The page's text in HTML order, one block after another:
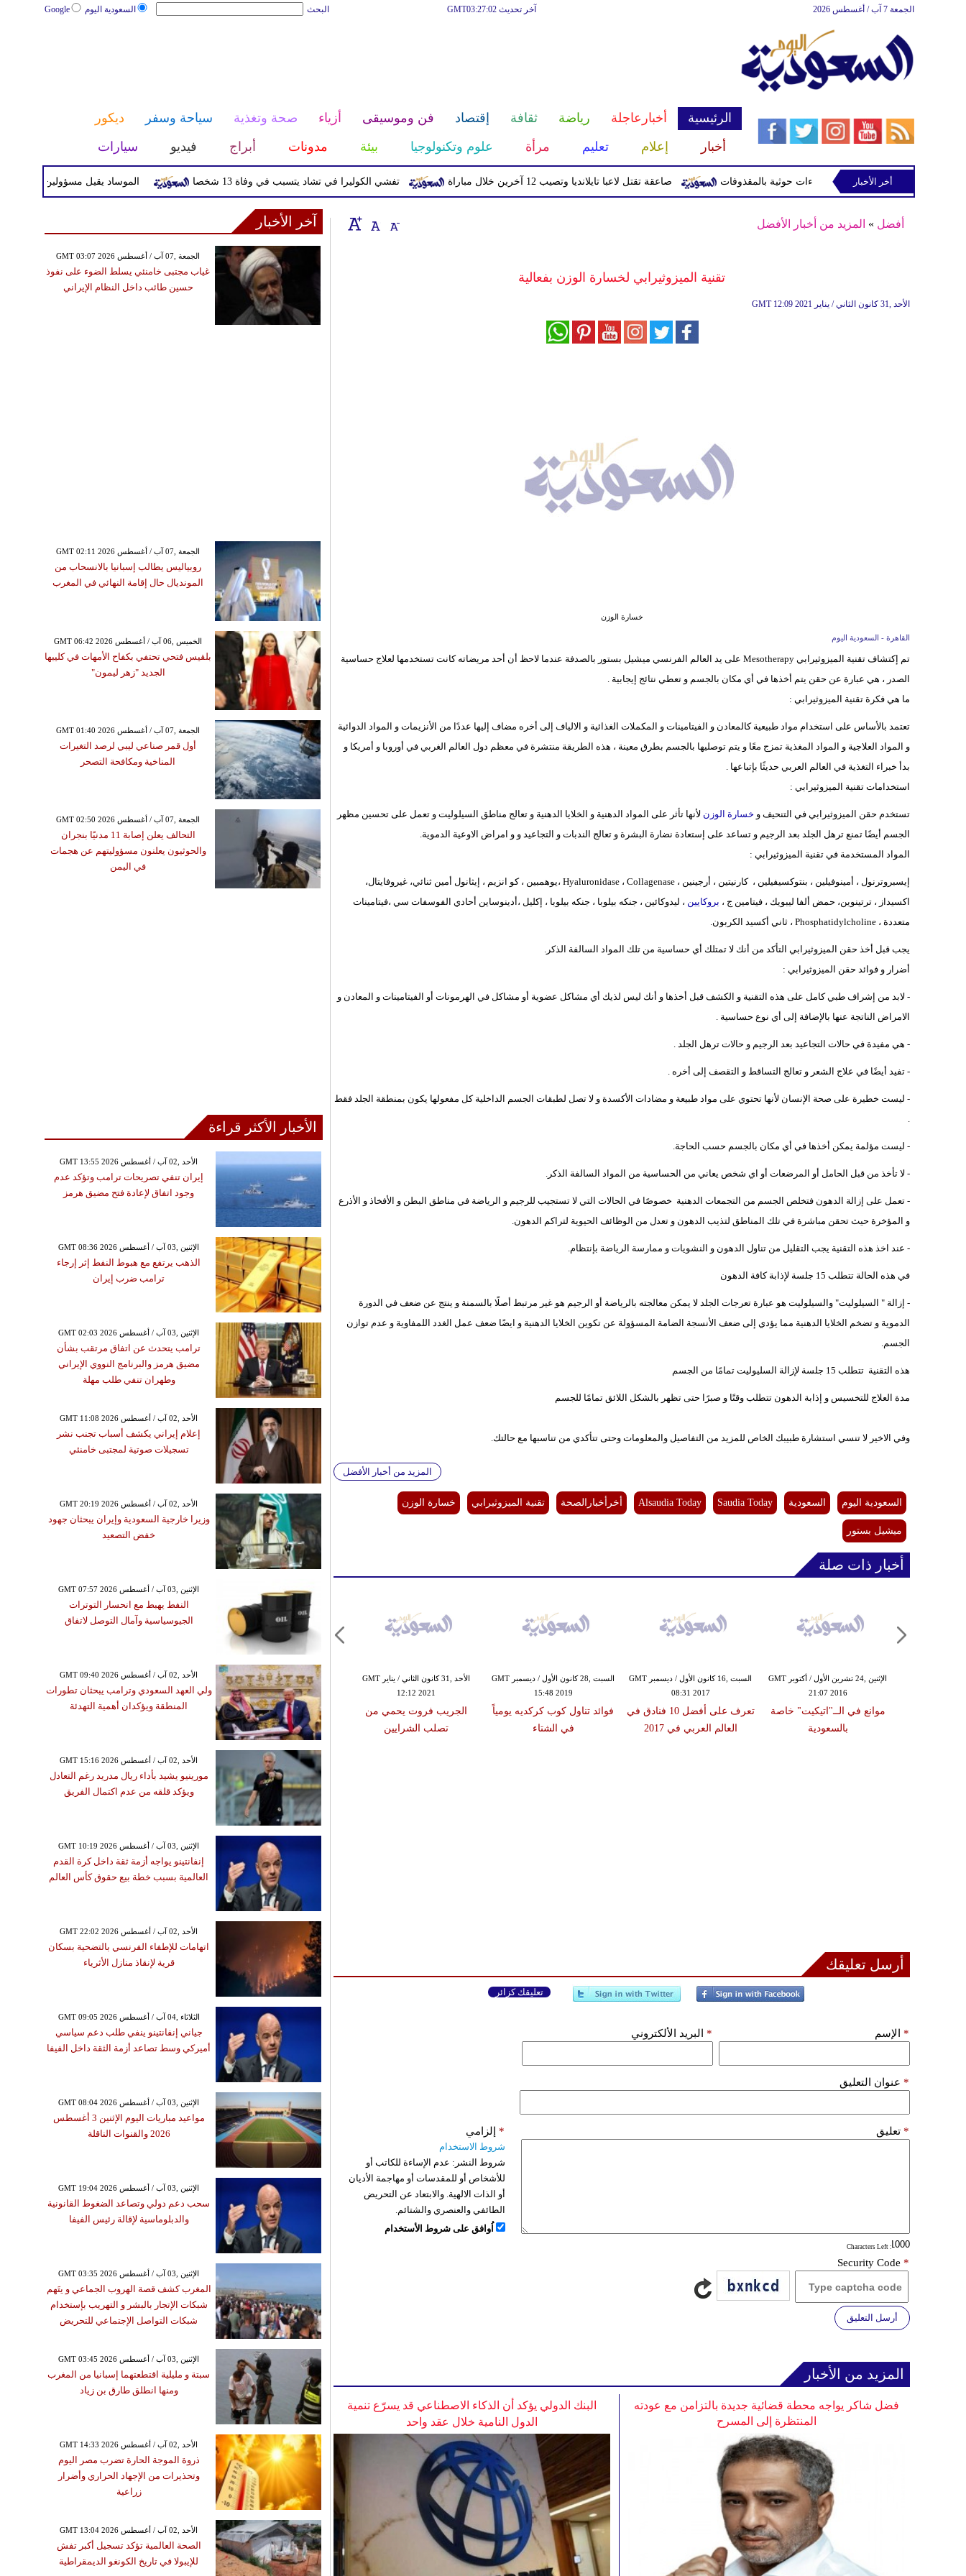
السعودية اليوم Google البحث آخر تحديث GMT03:27:02 الجمعة 7 آب / أغسطس 2026
الرئيسية أخبارعاجلة رياضة ثقافة إقتصاد فن وموسيقى أزياء صحة وتغذية سياحة وسفر
ديكور
أخبار
إعلام تعليم مرأة علوم وتكنولوجيا بيئة مدونات أبراج فيديو سيارات
الموساد يقيل مسؤولين بارزين بعد تفشي الكوليرا في تشاد يتسبب في وفاة 13 شخصا صاعقة تقتل لاعبا تايلانديا وتصيب 12 آخرين خلال مباراة أخر الأخبار
أفضل » المزيد من أخبار الأفضل
تقنية الميزوثيرابي لخسارة الوزن بفعالية
GMT 12:09 2021 الأحد ,31 كانون الثاني / يناير
خسارة الوزن
القاهرة - السعودية اليوم
تم إكتشاف تقنية الميزوثيرابي Mesotherapy على يد العالم الفرنسي ميشيل بستور بالصدفة عندما لاحظ أن أحد مريضاته كانت تستخدمها لعلاج حساسية
الصدر ، هي عبارة عن حقن يتم أخذها في أي مكان بالجسم و تعطي نتائج إيجابية .
ما هي فكرة تقنية الميزوثيرابي :
تعتمد بالأساس على استخدام مواد طبيعية كالمعادن و الفيتامينات و المكملات الغذائية و الالياف إلى أخره مضاف إليها عددًا من الأنزيمات و المواد الدوائية
و المواد العلاجية و المواد المغذية تمزج معًا و يتم توصليها بالجسم بطرق معينة ، هذه الطريقة منتشرة في معظم دول العالم الغربي في أوروبا و أمريكا و
بدأ خبراء التغذية في العالم العربي حديثًا بإتباعها .
استخدامات تقنية الميزوثيرابي :
تستخدم حقن الميزوثيرابي في التنحيف و خسارة الوزن لأنها تأثر على المواد الدهنية و الخلايا الدهنية و تعالج مناطق السيلوليت و تعمل على تحسين مظهر
الجسم أيضًا تمنع ترهل الجلد بعد الرجيم و تساعد على إستعادة نضارة البشرة و تعالج الندبات و التجاعيد و و امراض الاوعية الدموية.
المواد المستخدمة في تقنية الميزوثيرابي :
إيسبروترنول ، أمينوفيلين ، بنتوكسيفيلين ، كارنيتين ، أرجينين ، Hyaluronidase ، Collagenase ،يوهمبين ، كو انزيم ، إيثانول أمين ثنائي، غيروفايتال،
اكسيداز ، ترتينوين، حمض ألفا ليبويك ، فيتامين ج ، بروكايين ، ليدوكائين ، جنكه بيلوبا ، جنكه بيلوبا ، إكليل ،أدينوساين أحادي الفوسفات سي ،فيتامينات
متعددة ، Phosphatidylcholine ، ثاني أكسيد الكربون.
يجب قبل أخذ حقن الميزوثيرابي التأكد من أنك لا تمتلك أي حساسية من تلك المواد السالفة الذكر.
أضرار و فوائد حقن الميزوثيرابي :
- لابد من إشراف طبي كامل على هذه التقنية و الكشف قبل أخذها و أنك ليس لذيك أي مشاكل عضوية أو مشاكل في الهرمونات أو الفيتامينات و المعادن و
الامراض الناتجة عنها بالإضافة إلى أي نوع حساسية .
- هي مفيدة في حالات التجاعيد بعد الرجيم و حالات ترهل الجلد .
- تفيد أيضًا في علاج الشعر و تعالج التساقط و التقصف إلى أخره .
- ليست خطيرة على صحة الإنسان لأنها تحتوي على مواد طبيعة و مضادات الأكسدة و لا تصل لطبقات الجسم الداخلية كل مفعولها يكون بمنطقة الجلد فقط
.
- ليست مؤلمة يمكن أخذها في أي مكان بالجسم حسب الحاجة.
- لا تأخذ من قبل الحامل أو المرضعات أو اي شخص يعاني من الحساسية من المواد السالفة الذكر.
- تعمل على إزالة الدهون فتخلص الجسم من التجمعات الدهنية خصوصًا في الحالات التي لا تستجيب للرجيم و الرياضة في مناطق البطن و الأفخاذ و الأذرع
و المؤخرة حيث تحقن مباشرة في تلك المناطق لتذيب الدهون و تعدل من الوظائف الحيوية لتراكم الدهون.
- عند اخذ هذه التقنية يجب التقليل من تناول الدهون و النشويات و ممارسة الرياضة بإنتظام.
في هذه الحالة تتطلب 15 جلسة لإذابة كافة الدهون
- إزالة " السيلوليت" والسيلوليت هو عبارة تعرجات الجلد لا يمكن معالجته بالرياضة أو الرجيم هو غير مرتبط أصلًا بالسمنة و ينتج عن ضعف في الدورة
الدموية و تضخم الخلايا الدهنية مما يؤدي إلى ضعف الأنسجة الضامة المسؤولة عن تكوين الخلايا الدهنية و ايضًا ضعف عمل الغدد اللمفاوية و عدم توازن
الجسم.
هذه التقنية تتطلب 15 جلسة لإزالة السليوليت تمامًا من الجسم
مدة العلاج للتخسيس و إذابة الدهون تتطلب وقتًا و صبرًا حتى تظهر بالشكل اللائق تمامًا للجسم
وفي الاخير لا تنسي استشارة طبيبك الخاص للمزيد من التفاصيل والمعلومات وحتى تتأكدي من تناسبها مع حالتك.
المزيد من أخبار الأفضل
السعودية اليوم السعودية Saudia Today
Alsaudia Today أخرأخبارالصحة تقنية الميزوثيرابي خسارة الوزن
ميشيل بستور
أخبار ذات صلة
الأحد ,31 كانون الثاني / يناير GMT
12:12 2021
الجريب فروت يحمي من
تصلب الشرايين
السبت ,28 كانون الأول / ديسمبر GMT
15:48 2019
فوائد تناول كوب كركديه يومياً
في الشتاء
السبت ,16 كانون الأول / ديسمبر GMT
08:31 2017
تعرف على أفضل 10 فنادق في
العالم العربي في 2017
الإثنين ,24 تشرين الأول / أكتوبر GMT
21:07 2016
موانع في الــ"اتيكيت" خاصة
بالسعودية
أرسل تعليقك
تعليقك كزائر
الإسم * البريد الألكتروني *
عنوان التعليق *
تعليق *
: Characters Left
إلزامي *
شروط الاستخدام
شروط النشر: عدم الإساءة للكاتب أو
للأشخاص أو للمقدسات أو مهاجمة الأديان
أو الذات الالهية. والابتعاد عن التحريض
الطائفي والعنصري والشتائم.
اُوافق على شروط الأستخدام
Security Code *
أرسل التعليق
المزيد من الأخبار
البنك الدولي يؤكد أن الذكاء الاصطناعي قد يسرّع تنمية
الدول النامية خلال عقد واحد
فضل شاكر يواجه محطة قضائية جديدة بالتزامن مع عودته
المنتظرة إلى المسرح
آخر الأخبار
GMT 03:07 2026 الجمعة ,07 آب / أغسطس
غياب مجتبى خامنئي يسلط الضوء على نفوذ
حسين طائب داخل النظام الإيراني
GMT 02:11 2026 الجمعة ,07 آب / أغسطس
روبياليس يطالب إسبانيا بالانسحاب من
المونديال حال إقامة النهائي في المغرب
GMT 06:42 2026 الخميس ,06 آب / أغسطس
بلقيس فتحي تحتفي بكفاح الأمهات في كليبها
الجديد "زهر ليمون"
GMT 01:40 2026 الجمعة ,07 آب / أغسطس
أول قمر صناعي ليبي لرصد التغيرات
المناخية ومكافحة التصحر
GMT 02:50 2026 الجمعة ,07 آب / أغسطس
التحالف يعلن إصابة 11 مدنيًا بنجران
والحوثيون يعلنون مسؤوليتهم عن هجمات
في اليمن
الأخبار الأكثر قراءة
GMT 13:55 2026 الأحد ,02 آب / أغسطس
إيران تنفي تصريحات ترامب وتؤكد عدم
وجود اتفاق لإعادة فتح مضيق هرمز
GMT 08:36 2026 الإثنين ,03 آب / أغسطس
الذهب يرتفع مع هبوط النفط إثر إرجاء
ترامب ضرب إيران
GMT 02:03 2026 الإثنين ,03 آب / أغسطس
ترامب يتحدث عن اتفاق مرتقب بشأن
مضيق هرمز والبرنامج النووي الإيراني
وطهران تنفي طلب مهلة
GMT 11:08 2026 الأحد ,02 آب / أغسطس
إعلام إيراني يكشف أسباب تجنب نشر
تسجيلات صوتية لمجتبى خامنئي
GMT 20:19 2026 الأحد ,02 آب / أغسطس
وزيرا خارجية السعودية وإيران يبحثان جهود
خفض التصعيد
GMT 07:57 2026 الإثنين ,03 آب / أغسطس
النفط يهبط مع انحسار التوترات
الجيوسياسية وآمال التوصل لاتفاق
GMT 09:40 2026 الأحد ,02 آب / أغسطس
ولي العهد السعودي وترامب يبحثان تطورات
المنطقة ويؤكدان أهمية التهدئة
GMT 15:16 2026 الأحد ,02 آب / أغسطس
مورينيو يشيد بأداء ريال مدريد رغم التعادل
ويؤكد قلقه من عدم اكتمال الفريق
GMT 10:19 2026 الإثنين ,03 آب / أغسطس
إنفانتينو يواجه أزمة ثقة داخل كرة القدم
العالمية بسبب خطة بيع حقوق كأس العالم
GMT 22:02 2026 الأحد ,02 آب / أغسطس
اتهامات للإطفاء الفرنسي بالتضحية بسكان
قرية لإنقاذ منازل الأثرياء
GMT 09:05 2026 الثلاثاء ,04 آب / أغسطس
جياني إنفانتينو ينفي طلب دعم سياسي
أميركي وسط تصاعد أزمة الثقة داخل الفيفا
GMT 08:04 2026 الإثنين ,03 آب / أغسطس
مواعيد مباريات اليوم الإثنين 3 أغسطس
2026 والقنوات الناقلة
GMT 19:04 2026 الإثنين ,03 آب / أغسطس
سحب دعم دولي وتصاعد الضغوط القانونية
والدبلوماسية لإقالة رئيس الفيفا
GMT 03:35 2026 الإثنين ,03 آب / أغسطس
المغرب كشف قصة الهروب الجماعي و يتَهم
شبكات الإتجار بالبشر و التهريب بإستخدام
شبكات التواصل الإجتماعي للتحريض
GMT 03:45 2026 الإثنين ,03 آب / أغسطس
سبتة و مليلية اقتطعتهما إسبانيا من المغرب
ومنها انطلق طارق بن زياد
GMT 14:33 2026 الأحد ,02 آب / أغسطس
ذروة الموجة الحارة تضرب مصر اليوم
وتحذيرات من الإجهاد الحراري وأضرار
زراعية
GMT 13:04 2026 الأحد ,02 آب / أغسطس
الصحة العالمية تؤكد تسجيل أكبر تفش
للإيبولا في تاريخ الكونغو الديمقراطية